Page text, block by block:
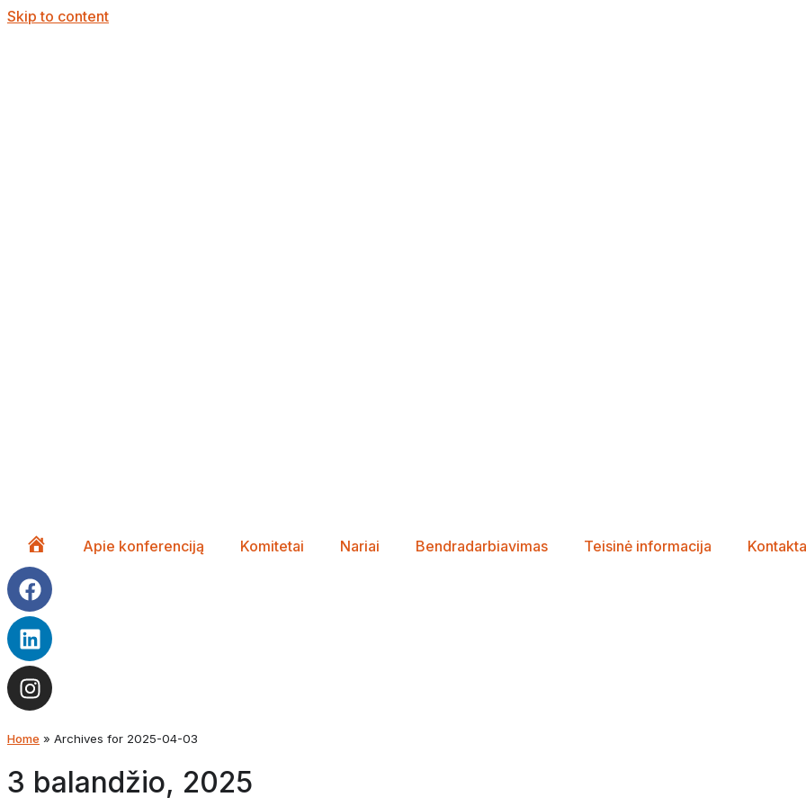
Skip to content
PagrindinisApie konferenciją Komitetai Nariai Bendradarbiavimas Teisinė informacija
Home » Archives for 2025-04-03
3 balandžio, 2025